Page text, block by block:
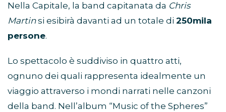
Nella Capitale, la band capitanata da Chris
Martinsi esibirà davanti ad un totale di 250mila
persone.
Lo spettacolo è suddiviso in quattro atti,
ognuno dei quali rappresenta idealmente un
viaggio attraverso i mondi narrati nelle canzoni
della band. Nell’album “Music of the Spheres”